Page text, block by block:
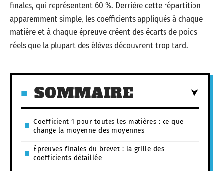
finales, qui représentent 60 %. Derrière cette répartition
apparemment simple, les coefficients appliqués à chaque
matière et à chaque épreuve créent des écarts de poids
réels que la plupart des élèves découvrent trop tard.
SOMMAIRE
Coefficient 1 pour toutes les matières : ce que
change la moyenne des moyennes
Épreuves finales du brevet : la grille des
coefficients détaillée